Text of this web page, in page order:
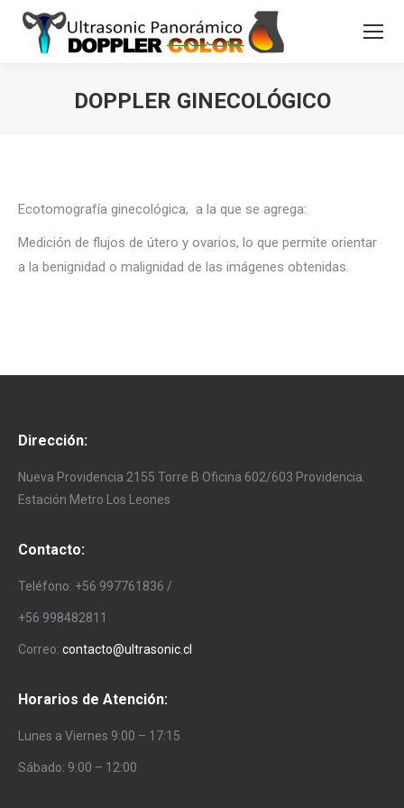
DOPPLER GINECOLÓGICO
Ecotomografía ginecológica, a la que se agrega:
Medición de flujos de útero y ovarios, lo que permite orientar
a la benignidad o malignidad de las imágenes obtenidas.
Dirección:
Nueva Providencia 2155 Torre B Oficina 602/603 Providencia.
Estación Metro Los Leones
Contacto:
Teléfono: +56 997761836 /
+56 998482811
Correo: contacto@ultrasonic.cl
Horarios de Atención:
Lunes a Viernes 9:00 – 17:15
Sábado: 9:00 – 12:00